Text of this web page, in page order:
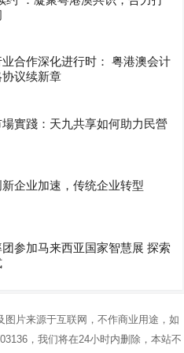
合作深化进行时： 粤港澳会计
议续新章
實踐：天九共享如何助力民營
企业加速，传统企业转型
参加马来西亚国家智慧展 探索
图片来源于互联网，不作商业用途，如
，我们将在24小时内删除，本站不